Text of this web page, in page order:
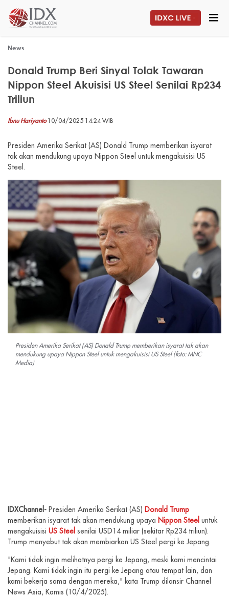
News
Donald Trump Beri Sinyal Tolak Tawaran
Nippon Steel Akuisisi US Steel Senilai Rp234
Triliun
Ibnu Hariyanto10/04/2025 14:24 WIB
Presiden Amerika Serikat (AS) Donald Trump memberikan isyarat
tak akan mendukung upaya Nippon Steel untuk mengakuisisi US
Steel.
Presiden Amerika Serikat (AS) Donald Trump memberikan isyarat tak akan
mendukung upaya Nippon Steel untuk mengakuisisi US Steel (foto: MNC
Media)
IDXChannel- Presiden Amerika Serikat (AS) Donald Trump
memberikan isyarat tak akan mendukung upaya Nippon Steel untuk
mengakuisisi US Steel senilai USD14 miliar (sekitar Rp234 triliun).
Trump menyebut tak akan membiarkan US Steel pergi ke Jepang.
"Kami tidak ingin melihatnya pergi ke Jepang, meski kami mencintai
Jepang. Kami tidak ingin itu pergi ke Jepang atau tempat lain, dan
kami bekerja sama dengan mereka," kata Trump dilansir Channel
News Asia, Kamis (10/4/2025).